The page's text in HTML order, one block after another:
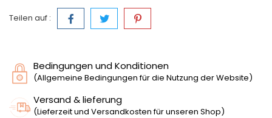
Teilen auf :
Bedingungen und Konditionen
(Allgemeine Bedingungen für die Nutzung der Website)
Versand & lieferung
(Lieferzeit und Versandkosten für unseren Shop)